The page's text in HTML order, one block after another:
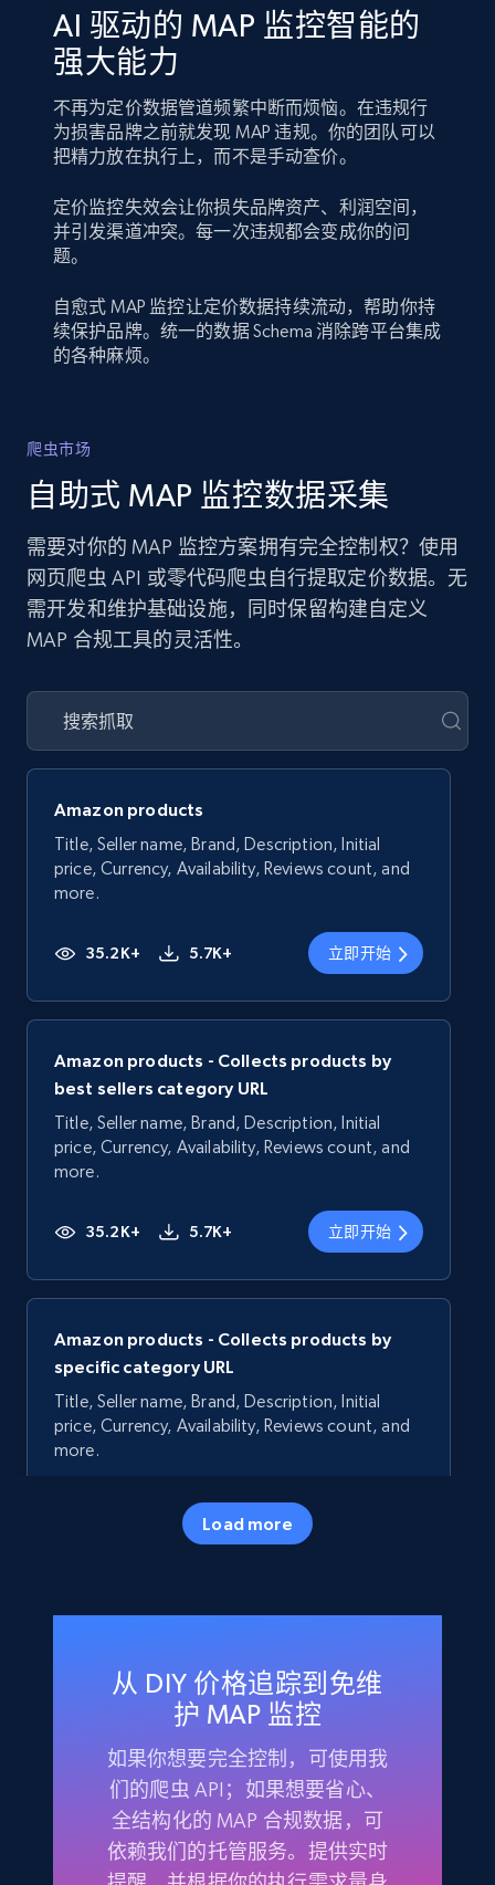
AI 驱动的 MAP 监控智能的
强大能力
不再为定价数据管道频繁中断而烦恼。在违规行
为损害品牌之前就发现 MAP 违规。你的团队可以
把精力放在执行上，而不是手动查价。
定价监控失效会让你损失品牌资产、利润空间，
并引发渠道冲突。每一次违规都会变成你的问
题。
自愈式 MAP 监控让定价数据持续流动，帮助你持
续保护品牌。统一的数据 Schema 消除跨平台集成
的各种麻烦。
爬虫市场
自助式 MAP 监控数据采集
需要对你的 MAP 监控方案拥有完全控制权？使用
网页爬虫 API 或零代码爬虫自行提取定价数据。无
需开发和维护基础设施，同时保留构建自定义
MAP 合规工具的灵活性。
Amazon products
Title, Seller name, Brand, Description, Initial
price, Currency, Availability, Reviews count, and
more.
35.2K+ 5.7K+ 立即开始
Amazon products - Collects products by
best sellers category URL
Title, Seller name, Brand, Description, Initial
price, Currency, Availability, Reviews count, and
more.
35.2K+ 5.7K+ 立即开始
Amazon products - Collects products by
specific category URL
Title, Seller name, Brand, Description, Initial
price, Currency, Availability, Reviews count, and
more.
5.7K+
Amazon products - Collects products by
Title, Seller name, Brand, Description, Initial
price, Currency, Availability, Reviews count, and
35.2K+ 5.7K+ 立即开始
Load more
从 DIY 价格追踪到免维
护 MAP 监控
如果你想要完全控制，可使用我
们的爬虫 API；如果想要省心、
全结构化的 MAP 合规数据，可
依赖我们的托管服务。提供实时